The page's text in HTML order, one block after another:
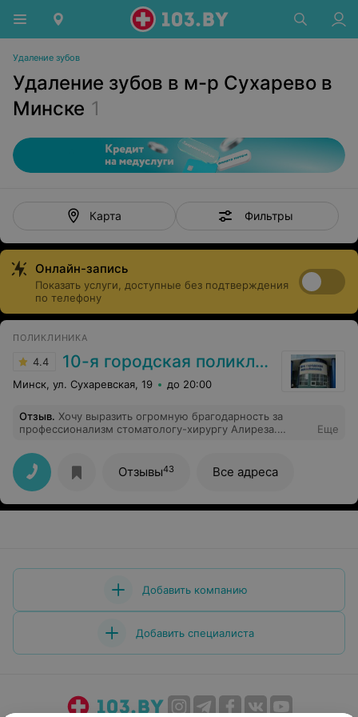
Удаление зубов
Удаление зубов в м-р Сухарево в
Минске 1
Карта Фильтры
Онлайн-запись
Показать услуги, доступные без подтверждения
по телефону
ПОЛИКЛИНИКА
4.4 10-я городская поликлиника г. Минска
Минск, ул. Сухаревская, 19 до 20:00
Отзыв. Хочу выразить огромную брагодарность за
профессионализм стоматологу-хирургу Алиреза.
Чудесно выполнил сложный случай по удалению
восьмого зуба. Профессионал своего дела! В общении
легок и прост. Молодец! Не потеряйте только такие
золотые кадры! Врач с золотыми руками!
Еще
Отзывы43 Все адреса
Добавить компанию
Добавить специалиста